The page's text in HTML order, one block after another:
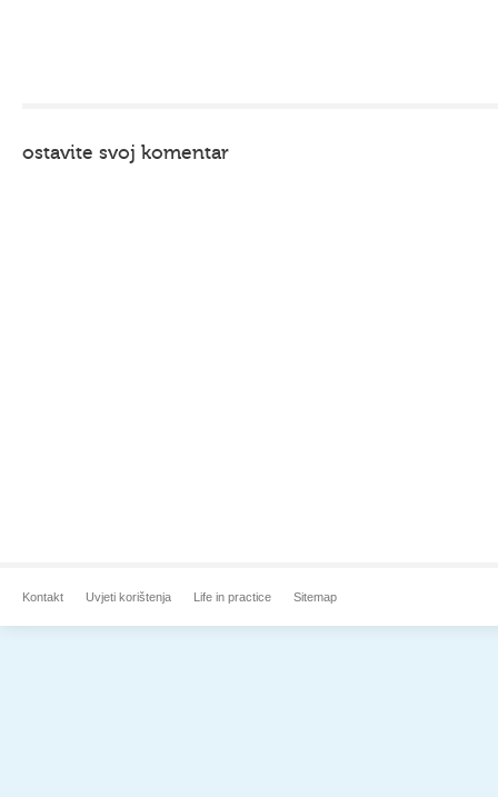
ostavite svoj komentar
Kontakt Uvjeti korištenja Life in practice Sitemap